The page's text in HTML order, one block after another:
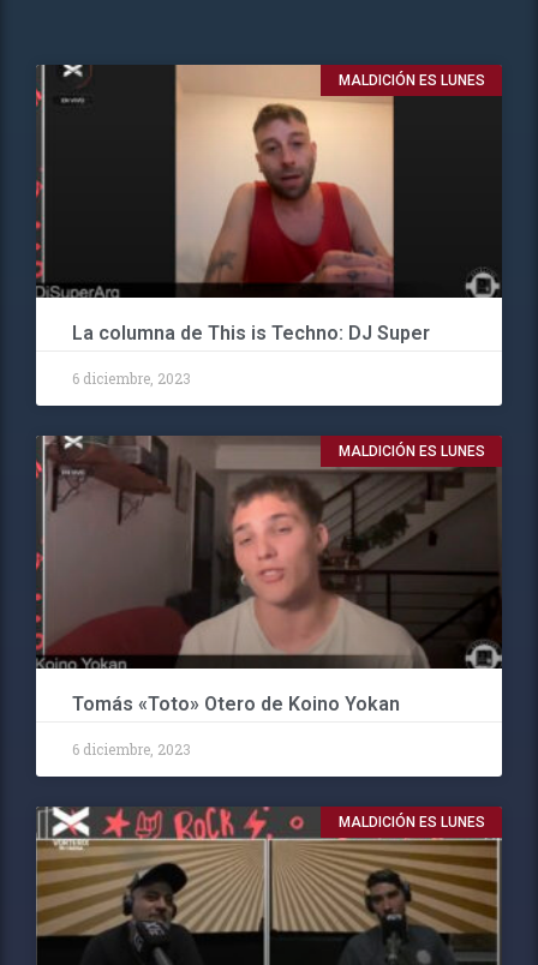
MALDICIÓN ES LUNES
La columna de This is Techno: DJ Super
6 diciembre, 2023
MALDICIÓN ES LUNES
Tomás «Toto» Otero de Koino Yokan
6 diciembre, 2023
MALDICIÓN ES LUNES